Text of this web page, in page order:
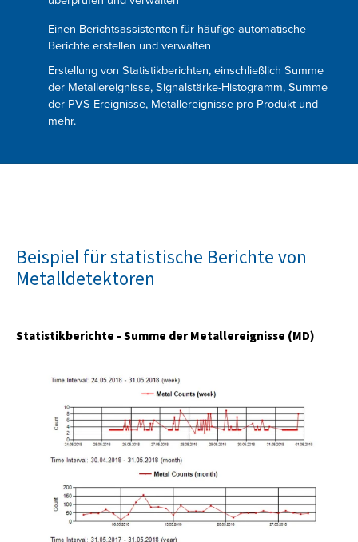
Einen Berichtsassistenten für häufige automatische
Berichte erstellen und verwalten
Erstellung von Statistikberichten, einschließlich Summe
der Metallereignisse, Signalstärke-Histogramm, Summe
der PVS-Ereignisse, Metallereignisse pro Produkt und
mehr.
Beispiel für statistische Berichte von
Metalldetektoren
Statistikberichte - Summe der Metallereignisse (MD)